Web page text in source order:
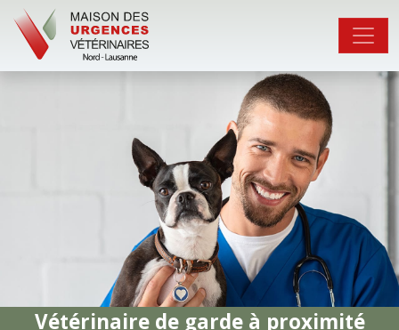
Vétérinaire de garde à proximité